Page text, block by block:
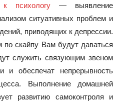
психологу — выявление
ситуативных проблем и
приводящих к депрессии.
по скайпу Вам будут даваться
служить связующим звеном
и обеспечат непрерывность
Выполнение домашней
развитию самоконтроля и